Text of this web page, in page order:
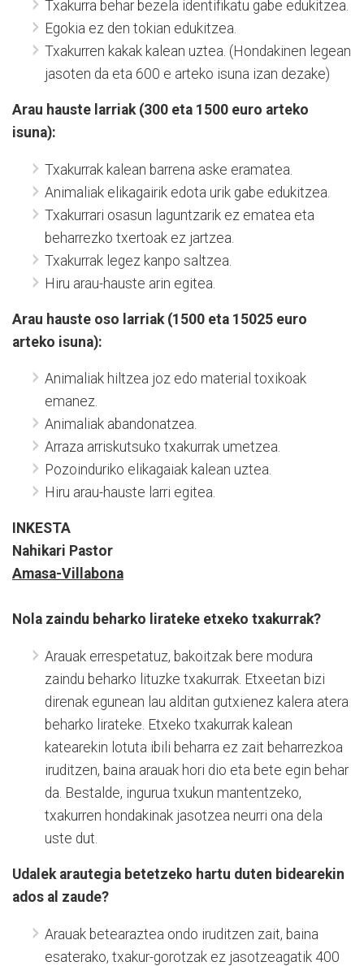
Txakurra behar bezela identifikatu gabe edukitzea.
Egokia ez den tokian edukitzea.
Txakurren kakak kalean uztea. (Hondakinen legean
jasoten da eta 600 e arteko isuna izan dezake)
Arau hauste larriak (300 eta 1500 euro arteko
isuna):
Txakurrak kalean barrena aske eramatea.
Animaliak elikagairik edota urik gabe edukitzea.
Txakurrari osasun laguntzarik ez ematea eta
beharrezko txertoak ez jartzea.
Txakurrak legez kanpo saltzea.
Hiru arau-hauste arin egitea.
Arau hauste oso larriak (1500 eta 15025 euro
arteko isuna):
Animaliak hiltzea joz edo material toxikoak
emanez.
Animaliak abandonatzea.
Arraza arriskutsuko txakurrak umetzea.
Pozoinduriko elikagaiak kalean uztea.
Hiru arau-hauste larri egitea.
INKESTA
Nahikari Pastor
Amasa-Villabona
Nola zaindu beharko lirateke etxeko txakurrak?
Arauak errespetatuz, bakoitzak bere modura
zaindu beharko lituzke txakurrak. Etxeetan bizi
direnak egunean lau alditan gutxienez kalera atera
beharko lirateke. Etxeko txakurrak kalean
katearekin lotuta ibili beharra ez zait beharrezkoa
iruditzen, baina arauak hori dio eta bete egin behar
da. Bestalde, ingurua txukun mantentzeko,
txakurren hondakinak jasotzea neurri ona dela
uste dut.
Udalek arautegia betetzeko hartu duten bidearekin
ados al zaude?
Arauak betearaztea ondo iruditzen zait, baina
esaterako, txakur-gorotzak ez jasotzeagatik 400